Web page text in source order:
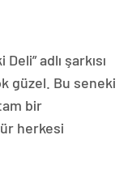
adlı şarkısı
güzel. Bu seneki
bir
herkesi